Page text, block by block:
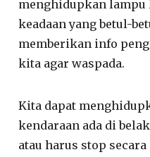
menghidupkan lampu
keadaan yang betul-
memberikan info
kita agar waspada.
Kita dapat
kendaraan ada di
atau harus stop